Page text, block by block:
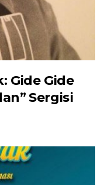
Gide Gide
Sergisi